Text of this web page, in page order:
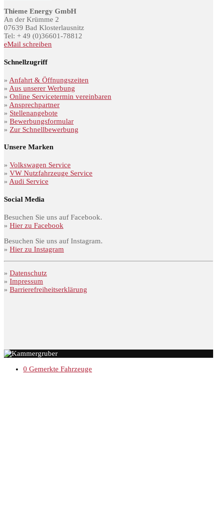
Thieme Energy GmbH
An der Krümme 2
07639 Bad Klosterlausnitz
Tel: + 49 (0)36601-78812
eMail schreiben
Schnellzugriff
» Anfahrt & Öffnungszeiten
» Aus unserer Werbung
» Online Servicetermin vereinbaren
» Ansprechpartner
» Stellenangebote
» Bewerbungsformular
» Zur Schnellbewerbung
Unsere Marken
» Volkswagen Service
» VW Nutzfahrzeuge Service
» Audi Service
Social Media
Besuchen Sie uns auf Facebook.
» Hier zu Facebook
Besuchen Sie uns auf Instagram.
» Hier zu Instagram
» Datenschutz
» Impressum
» Barrierefreiheitserklärung
0 Gemerkte Fahrzeuge